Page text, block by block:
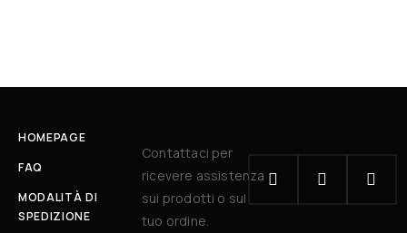
HOMEPAGE
FAQ
MODALITÀ DI
SPEDIZIONE
Contattaci per
ricevere assistenza
sui prodotti o sul
tuo ordine.